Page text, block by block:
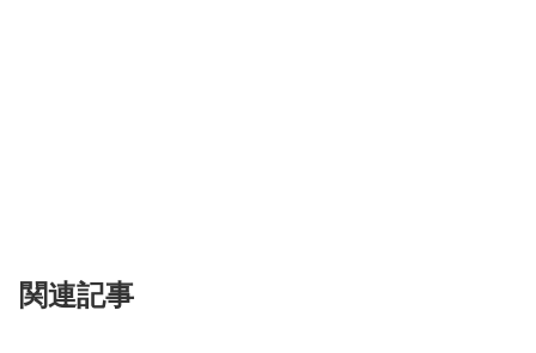
関連記事